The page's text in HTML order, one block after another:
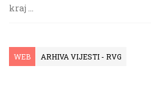
kraj …
WEB ARHIVA VIJESTI - RVG